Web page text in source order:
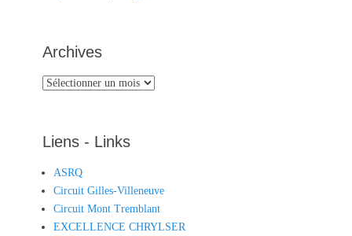
Archives
Archives
Liens - Links
ASRQ
Circuit Gilles-Villeneuve
Circuit Mont Tremblant
EXCELLENCE CHRYLSER